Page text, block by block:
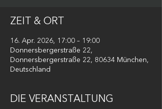
ZEIT & ORT
16. Apr. 2026, 17:00 – 19:00
Donnersbergerstraße 22,
Donnersbergerstraße 22, 80634 München,
Deutschland
DIE VERANSTALTUNG